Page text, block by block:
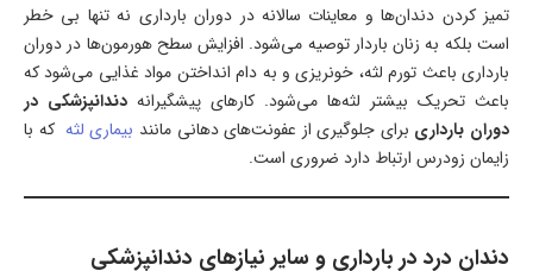
تمیز کردن دندان‌ها و معاینات سالانه در دوران بارداری نه‌ تنها بی‌ خطر
است بلکه به زنان باردار توصیه می‌شود. افزایش سطح هورمون‌ها در دوران
بارداری باعث تورم لثه، خونریزی و به دام انداختن مواد غذایی می‌شود که
باعث تحریک بیشتر لثه‌ها می‌شود. کارهای پیشگیرانه دندانپزشکی در
دوران بارداری برای جلوگیری از عفونت‌های دهانی مانند بیماری لثه که با
زایمان زودرس ارتباط دارد ضروری است.
دندان‌ درد در بارداری و سایر نیازهای دندانپزشکی